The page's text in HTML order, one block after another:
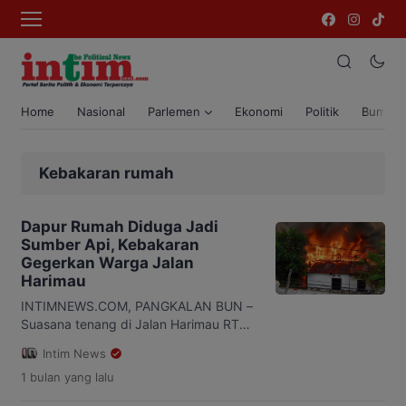
Home Nasional Parlemen Ekonomi Politik Bumi
Kebakaran rumah
Dapur Rumah Diduga Jadi
Sumber Api, Kebakaran
Gegerkan Warga Jalan
Harimau
INTIMNEWS.COM, PANGKALAN BUN –
Suasana tenang di Jalan Harimau RT
Selatan, mendadak berubah menjadi
kepanikan setelah kobaran api melahap
Intim News
1 bulan yang lalu